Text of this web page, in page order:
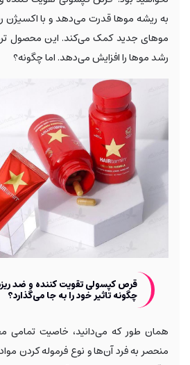
به ریشه موها قدرت می‌دهد و با اکسیژن
موهای جدید کمک می‌کند. این محصول
رشد موها را افزایش می‌دهد. اما چگونه؟
قرص کپسولی تقویت کننده و ضد
چگونه تاثیر خود را به جا می‌گذارد؟
همان طور که می‌دانید، خاصیت تمامی
منحصر به فرد آن‌ها و نوع فرموله کردن مواد